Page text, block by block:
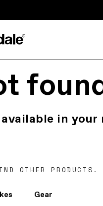
in your
OTHER PRODUCTS.
Gear